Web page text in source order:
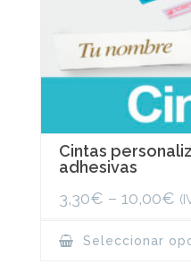
Cintas
adhesivas
3,30€ – 10,00€
Seleccionar